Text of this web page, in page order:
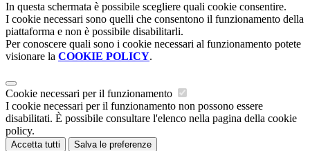
In questa schermata è possibile scegliere quali cookie consentire.
I cookie necessari sono quelli che consentono il funzionamento della
piattaforma e non è possibile disabilitarli.
Per conoscere quali sono i cookie necessari al funzionamento potete
visionare la COOKIE POLICY.
Cookie necessari per il funzionamento
I cookie necessari per il funzionamento non possono essere
disabilitati. È possibile consultare l'elenco nella pagina della cookie
policy.
Accetta tutti Salva le preferenze